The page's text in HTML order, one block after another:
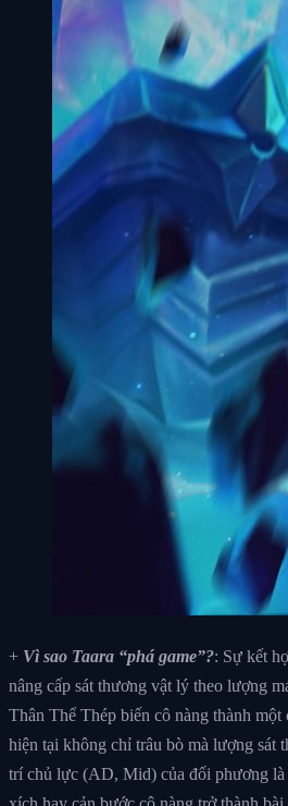
+ Vì sao Taara “phá game”?: Sự kết
nâng cấp sát thương vật lý theo lượng
Thân Thể Thép biến cô nàng thành một
hiện tại không chỉ trâu bò mà lượng sát
trí chủ lực (AD, Mid) của đối phương